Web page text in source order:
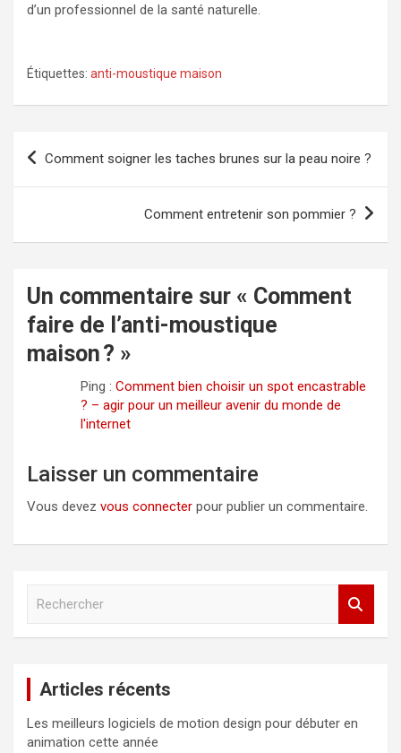
d’un professionnel de la santé naturelle.
Étiquettes: anti-moustique maison
Navigation
de
Comment soigner les taches brunes sur la peau noire ?
Comment entretenir son pommier ?
Un commentaire sur « Comment
faire de l’anti-moustique
maison ? »
Ping : Comment bien choisir un spot encastrable
? – agir pour un meilleur avenir du monde de
l'internet
Laisser un commentaire
Vous devez vous connecter pour publier un commentaire.
c
h
e
Articles récents
Les meilleurs logiciels de motion design pour débuter en
animation cette année